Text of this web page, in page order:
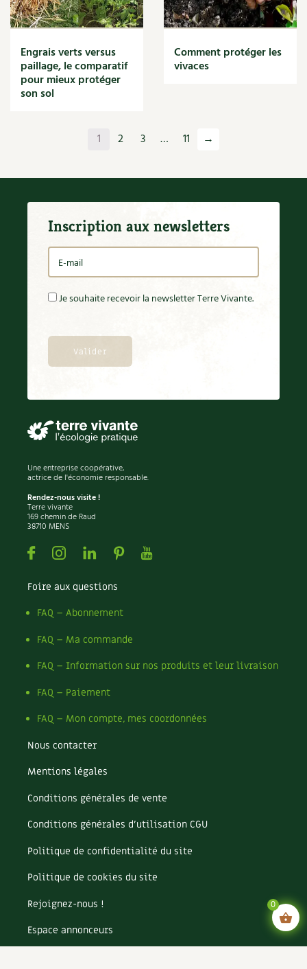
Engrais verts versus
paillage, le comparatif
pour mieux protéger
son sol
Comment protéger les
vivaces
1 2 3 … 11 →
Inscription aux newsletters
Je souhaite recevoir la newsletter Terre Vivante.
Une entreprise coopérative,
actrice de l'économie responsable.
Rendez-nous visite !
Terre vivante
169 chemin de Raud
38710 MENS
FacebookInstagramLinkedin
PinterestYoutube
Foire aux questions
FAQ – Abonnement
FAQ – Ma commande
FAQ – Information sur nos produits et leur livraison
FAQ – Paiement
FAQ – Mon compte, mes coordonnées
Nous contacter
Mentions légales
Conditions générales de vente
Conditions générales d’utilisation CGU
Politique de confidentialité du site
Politique de cookies du site
Rejoignez-nous !
Espace annonceurs
0